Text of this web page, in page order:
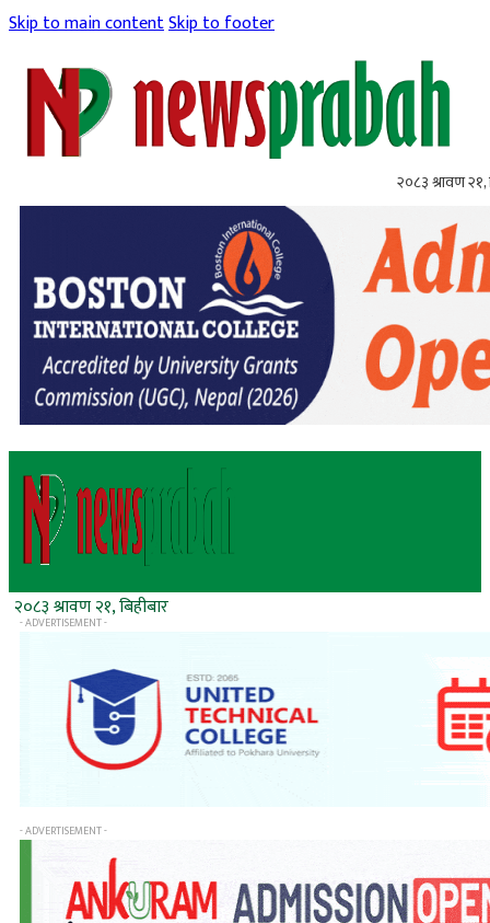
Skip to main contentSkip to footer
२०८३ श्रावण २१,
२०८३ श्रावण २१, बिहीबार
- ADVERTISEMENT -
- ADVERTISEMENT -